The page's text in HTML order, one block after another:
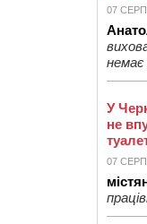
07
немає
У
не
07